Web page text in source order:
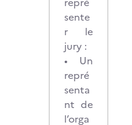
sente
r le
jury :
• Un
repré
senta
nt de
l’orga